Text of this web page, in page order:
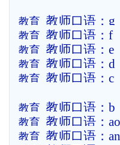
教育 教师口语：g
教育 教师口语：f
教育 教师口语：e
教育 教师口语：d
教育 教师口语：c
教育 教师口语：b
教育 教师口语：ao
教育 教师口语：an